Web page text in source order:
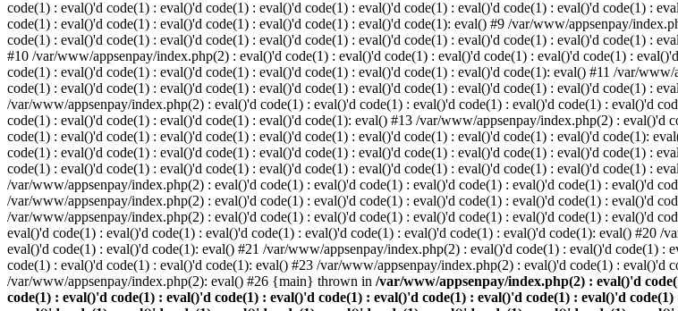
code(1) : eval()'d code(1) : eval()'d code(1) : eval()'d code(1) : eval()'d code(1) : eval()'d code(1) : eval()'d code(1) :
code(1) : eval()'d code(1) : eval()'d code(1) : eval()'d code(1) : eval()'d code(1): eval() #9 /var/www/appsenpay/
code(1) : eval()'d code(1) : eval()'d code(1) : eval()'d code(1) : eval()'d code(1) : eval()'d code(1) : eval()'d code(1) :
#10 /var/www/appsenpay/index.php(2) : eval()'d code(1) : eval()'d code(1) : eval()'d code(1) : eval()'d code(1) :
code(1) : eval()'d code(1) : eval()'d code(1) : eval()'d code(1) : eval()'d code(1) : eval()'d code(1): eval() #11 /var/
code(1) : eval()'d code(1) : eval()'d code(1) : eval()'d code(1) : eval()'d code(1) : eval()'d code(1) : eval()'d code(1) :
/var/www/appsenpay/index.php(2) : eval()'d code(1) : eval()'d code(1) : eval()'d code(1) : eval()'d code(1) : eval()'d
code(1) : eval()'d code(1) : eval()'d code(1) : eval()'d code(1): eval() #13 /var/www/appsenpay/index.php(2) :
code(1) : eval()'d code(1) : eval()'d code(1) : eval()'d code(1) : eval()'d code(1) : eval()'d code(1) : eval()'d code(1):
code(1) : eval()'d code(1) : eval()'d code(1) : eval()'d code(1) : eval()'d code(1) : eval()'d code(1) : eval()'d code(1) :
code(1) : eval()'d code(1) : eval()'d code(1) : eval()'d code(1) : eval()'d code(1) : eval()'d code(1) : eval()'d code(1) :
/var/www/appsenpay/index.php(2) : eval()'d code(1) : eval()'d code(1) : eval()'d code(1) : eval()'d code(1) : eval()'d
/var/www/appsenpay/index.php(2) : eval()'d code(1) : eval()'d code(1) : eval()'d code(1) : eval()'d code(1) : eval()'d
/var/www/appsenpay/index.php(2) : eval()'d code(1) : eval()'d code(1) : eval()'d code(1) : eval()'d code(1) : eval()'d
eval()'d code(1) : eval()'d code(1) : eval()'d code(1) : eval()'d code(1) : eval()'d code(1) : eval()'d code(1): eval() #20
eval()'d code(1) : eval()'d code(1): eval() #21 /var/www/appsenpay/index.php(2) : eval()'d code(1) : eval()'d code(1)
code(1) : eval()'d code(1) : eval()'d code(1): eval() #23 /var/www/appsenpay/index.php(2) : eval()'d code(1) :
/var/www/appsenpay/index.php(2): eval() #26 {main} thrown in /var/www/appsenpay/index.php(2) : eval()'d
code(1) : eval()'d code(1) : eval()'d code(1) : eval()'d code(1) : eval()'d code(1) : eval()'d code(1) : eval()'d